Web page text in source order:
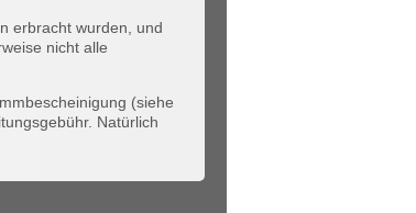
erbracht wurden, und
nicht alle
(siehe
Natürlich